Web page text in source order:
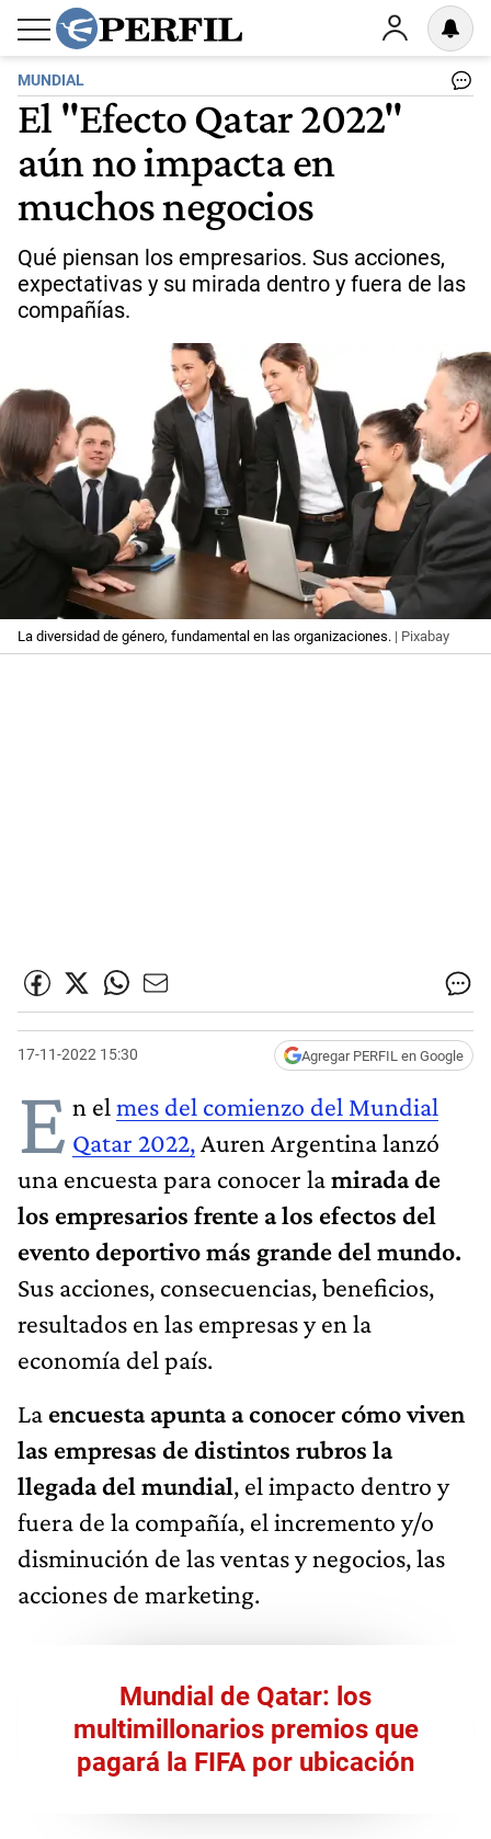
MUNDIAL
El "Efecto Qatar 2022"
aún no impacta en
muchos negocios
Qué piensan los empresarios. Sus acciones,
expectativas y su mirada dentro y fuera de las
compañías.
La diversidad de género, fundamental en las organizaciones. | Pixabay
17-11-2022 15:30 Agregar PERFIL en Google
E n el mes del comienzo del Mundial
Qatar 2022, Auren Argentina lanzó
una encuesta para conocer lamirada de
los empresarios frente a los efectos del
evento deportivo más grande del mundo.
Sus acciones, consecuencias, beneficios,
resultados en las empresas y en la
economía del país.
La encuesta apunta a conocer cómo viven
las empresas de distintos rubros la
llegada del mundial, el impacto dentro y
fuera de la compañía, el incremento y/o
disminución de las ventas y negocios, las
acciones de marketing.
Mundial de Qatar: los
multimillonarios premios que
pagará la FIFA por ubicación